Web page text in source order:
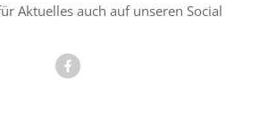
Aktuelles auch auf unseren Social